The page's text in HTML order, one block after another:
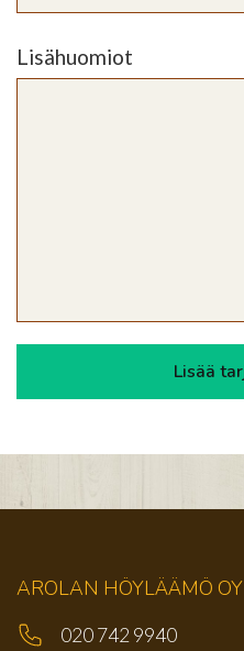
Lisähuomiot
AROLAN HÖYLÄÄMÖ OY
020 742 9940